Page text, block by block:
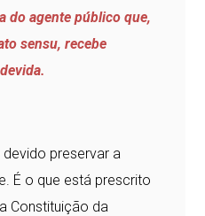
do agente público que,
sensu, recebe
preservar a
É o que está prescrito
Constituição da